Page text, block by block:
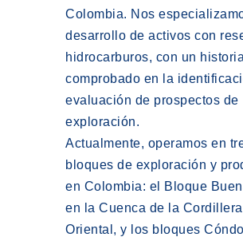
Colombia. Nos
desarrollo de activos con
hidrocarburos, con un historial
comprobado en la
evaluación de prospectos de
exploración.
Actualmente, operamos en
bloques de exploración y
en Colombia: el Bloque
en la Cuenca de la Cordillera
Oriental, y los bloques